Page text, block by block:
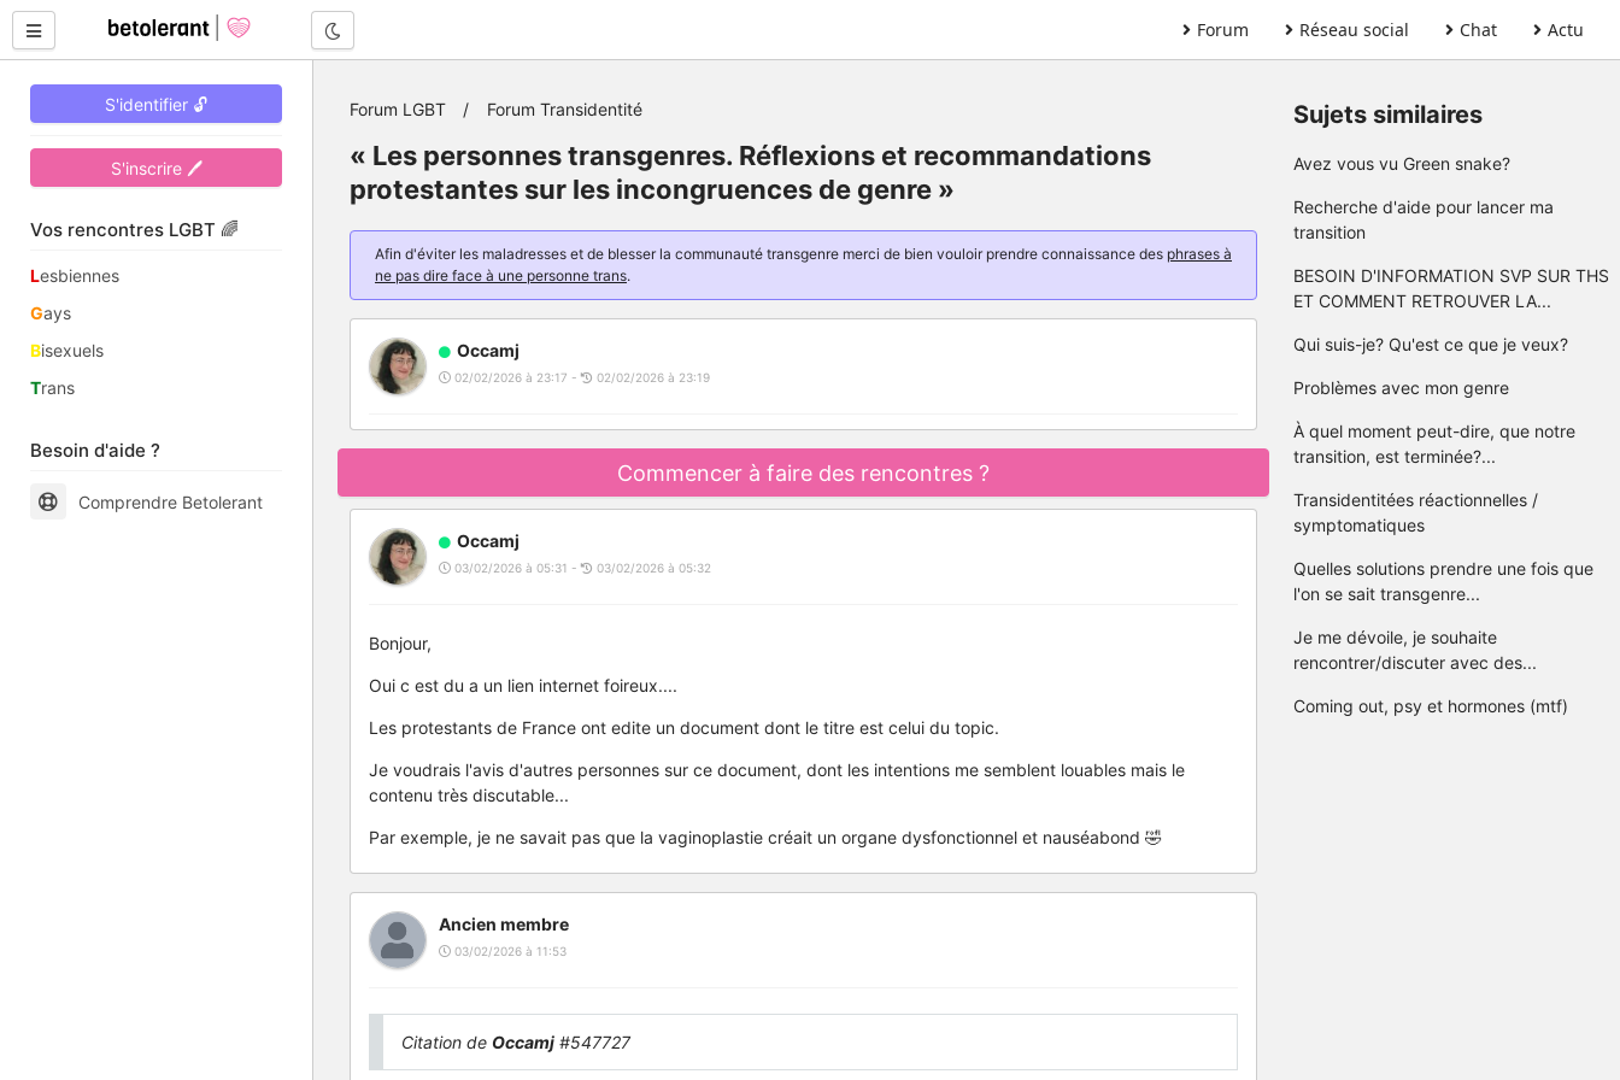
Forum Réseau social Chat Actu
S'identifier 🔓
S'inscrire 🖊
Vos rencontres LGBT 🌈
Lesbiennes
Gays
Bisexuels
Trans
Besoin d'aide ?
Comprendre Betolerant
Forum LGBT Forum Transidentité
« Les personnes transgenres. Réflexions et recommandations
protestantes sur les incongruences de genre »
Afin d'éviter les maladresses et de blesser la communauté transgenre merci de bien vouloir prendre connaissance des phrases à
ne pas dire face à une personne trans.
Occamj
02/02/2026 à 23:17 - 02/02/2026 à 23:19
Commencer à faire des rencontres ?
Occamj
03/02/2026 à 05:31 - 03/02/2026 à 05:32
Bonjour,
Oui c est du a un lien internet foireux....
Les protestants de France ont edite un document dont le titre est celui du topic.
Je voudrais l'avis d'autres personnes sur ce document, dont les intentions me semblent louables mais le
contenu très discutable...
Par exemple, je ne savait pas que la vaginoplastie créait un organe dysfonctionnel et nauséabond 🤣
Ancien membre
03/02/2026 à 11:53
Citation de Occamj #547727
Sujets similaires
Avez vous vu Green snake?
Recherche d'aide pour lancer ma
transition
BESOIN D'INFORMATION SVP SUR THS
ET COMMENT RETROUVER LA...
Qui suis-je? Qu'est ce que je veux?
Problèmes avec mon genre
À quel moment peut-dire, que notre
transition, est terminée?...
Transidentitées réactionnelles /
symptomatiques
Quelles solutions prendre une fois que
l'on se sait transgenre...
Je me dévoile, je souhaite
rencontrer/discuter avec des...
Coming out, psy et hormones (mtf)